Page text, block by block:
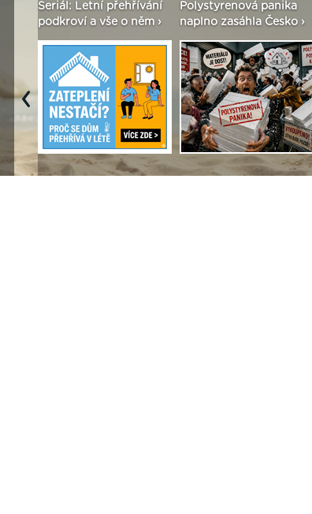
›
Polystyrenová panika
naplno zasáhla Česko ›
Kalkulačka na výpočet
tloušťky izolace ›
Previous